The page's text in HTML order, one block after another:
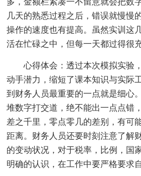
几天的熟悉过程之后，错误就慢慢
操作的速度也有提高。虽然实训这
活在忙碌之中，但每一天都过得很充
心得体会：透过本次模拟实验
动手潜力，缩短了课本知识与实际
到财务人员最重要的一点就是细心
堆数字打交道，绝不能出一点点错
差之千里，零点零几的差别，有可
距离。财务人员还要时刻注意了解
的变动状况，对于税率，比例，国
明确的认识，在工作中要严格要求自